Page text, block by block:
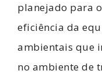
planejado para
eficiência da
ambientais que
no ambiente de